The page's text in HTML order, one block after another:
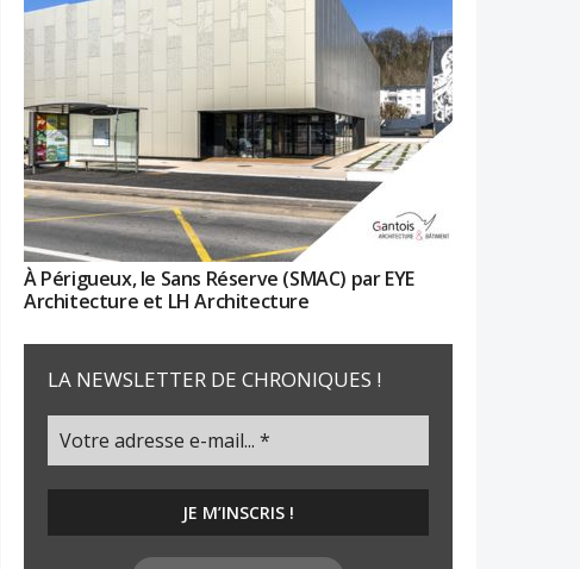
À Périgueux, le Sans Réserve (SMAC) par EYE
Architecture et LH Architecture
LA NEWSLETTER DE CHRONIQUES !